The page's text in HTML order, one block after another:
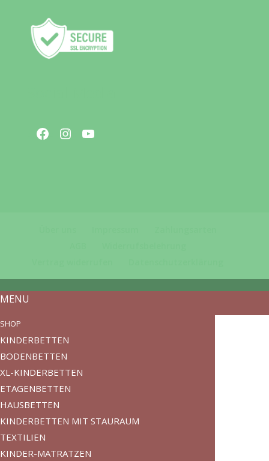
Facebook
Instagram
YouTube
MENU
SHOP
KINDERBETTEN
BODENBETTEN
XL-KINDERBETTEN
ETAGENBETTEN
HAUSBETTEN
KINDERBETTEN MIT STAURAUM
TEXTILIEN
KINDER-MATRATZEN